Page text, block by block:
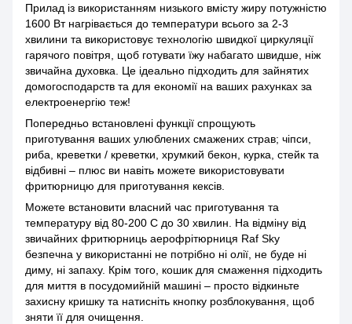
Прилад із використанням низького вмісту жиру потужністю
1600 Вт нагрівається до температури всього за 2-3
хвилини та використовує технологію швидкої циркуляції
гарячого повітря, щоб готувати їжу набагато швидше, ніж
звичайна духовка. Це ідеально підходить для зайнятих
домогосподарств та для економії на ваших рахунках за
електроенергію теж!
Попередньо встановлені функції спрощують
приготування ваших улюблених смажених страв; чіпси,
риба, креветки / креветки, хрумкий бекон, курка, стейк та
відбивні – плюс ви навіть можете використовувати
фритюрницю для приготування кексів.
Можете встановити власний час приготування та
температуру від 80-200 C до 30 хвилин. На відміну від
звичайних фритюрниць аерофрітюрниця Raf Sky
безпечна у використанні не потрібно ні олії, не буде ні
диму, ні запаху. Крім того, кошик для смаження підходить
для миття в посудомийній машині – просто відкиньте
захисну кришку та натисніть кнопку розблокування, щоб
зняти її для очищення.